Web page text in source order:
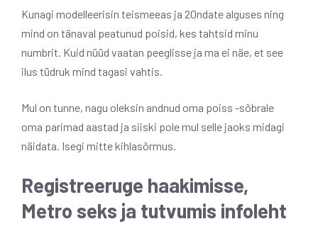
Kunagi modelleerisin teismeeas ja 20ndate alguses ning
mind on tänaval peatunud poisid, kes tahtsid minu
numbrit. Kuid nüüd vaatan peeglisse ja ma ei näe, et see
ilus tüdruk mind tagasi vahtis.
Mul on tunne, nagu oleksin andnud oma poiss -sõbrale
oma parimad aastad ja siiski pole mul selle jaoks midagi
näidata. Isegi mitte kihlasõrmus.
Registreeruge haakimisse,
Metro seks ja tutvumis infoleht